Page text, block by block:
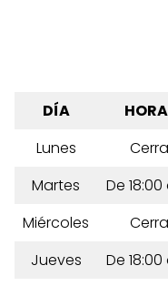
DÍA
Lunes
Martes
De 18:00
Miércoles
Jueves
De 18:00